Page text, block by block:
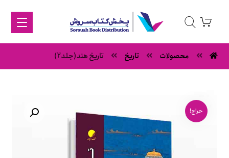
محصولات تاریخ تاریخ هند(جلد2)
حراج! بزرگنمایی تصویر